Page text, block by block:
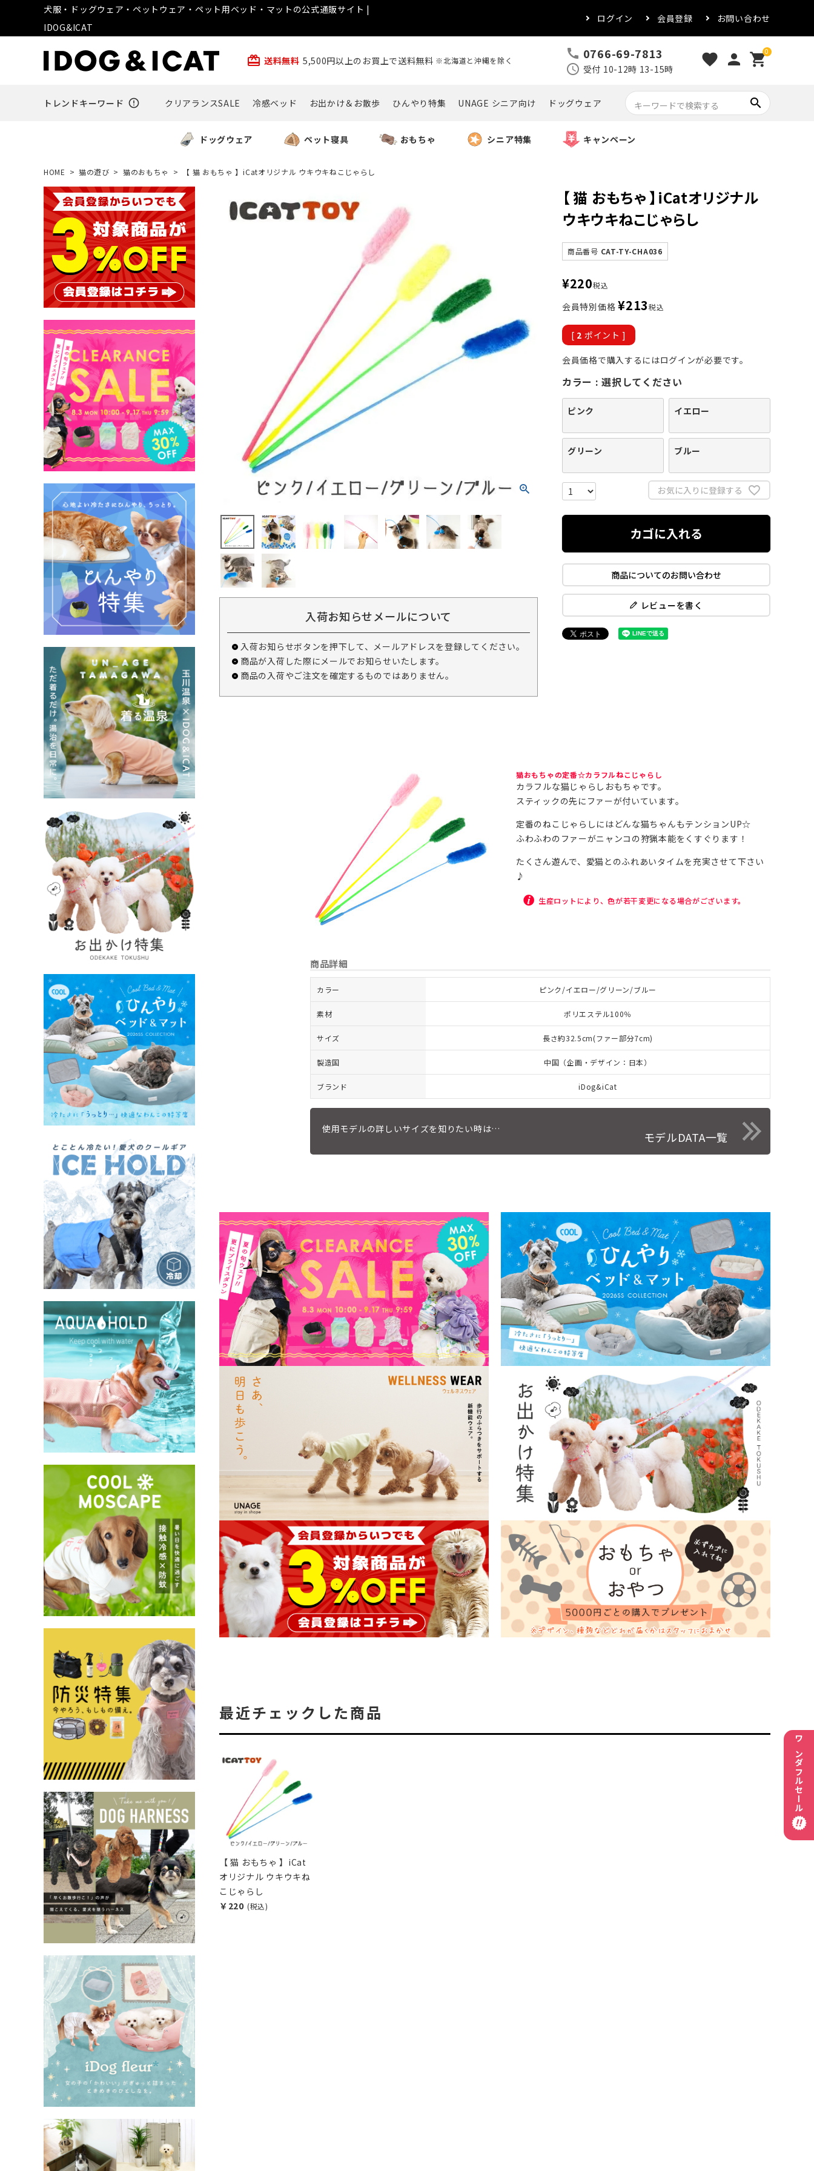
犬服・ドッグウェア・ペットウェア・ペット用ベッド・マットの公式通販サイト |
IDOG&ICAT
ログイン 会員登録 お問い合わせ
card_giftcard 送料無料 5,500円以上のお買上で送料無料 ※北海道と沖縄を除く call 0766-69-7813
schedule 受付 10-12時 13-15時
favorite person 0
shopping_cart
トレンドキーワード error_outline クリアランスSALE 冷感ベッド お出かけ＆お散歩 ひんやり特集 UNAGE シニア向け ドッグウェア search
ドッグウェア ペット寝具 おもちゃ シニア特集 キャンペーン
HOME 猫の遊び 猫のおもちゃ 【 猫 おもちゃ 】iCatオリジナル ウキウキねこじゃらし
入荷お知らせメールについて
入荷お知らせボタンを押下して、メールアドレスを登録してください。
商品が入荷した際にメールでお知らせいたします。
商品の入荷やご注文を確定するものではありません。
【 猫 おもちゃ 】iCatオリジナル
ウキウキねこじゃらし
商品番号 CAT-TY-CHA036
¥220税込
会員特別価格 ¥213税込
[ 2 ポイント ]
会員価格で購入するにはログインが必要です。
カラー 選択してください
ピンク イエロー
グリーン ブルー
お気に入りに登録する
カゴに入れる
商品についてのお問い合わせ
レビューを書く
猫おもちゃの定番☆カラフルねこじゃらし
カラフルな猫じゃらしおもちゃです。
スティックの先にファーが付いています。
定番のねこじゃらしにはどんな猫ちゃんもテンションUP☆
ふわふわのファーがニャンコの狩猟本能をくすぐります！
たくさん遊んで、愛猫とのふれあいタイムを充実させて下さい
♪
生産ロットにより、色が若干変更になる場合がございます。
商品詳細
カラー ピンク/イエロー/グリーン/ブルー
素材 ポリエステル100％
サイズ 長さ約32.5cm(ファー部分7cm)
製造国 中国（企画・デザイン：日本）
ブランド iDog&iCat
使用モデルの詳しいサイズを知りたい時は…
モデルDATA一覧
最近チェックした商品
【 猫 おもちゃ 】iCat
オリジナル ウキウキね
こじゃらし
￥220 (税込)
ワンダフルセール